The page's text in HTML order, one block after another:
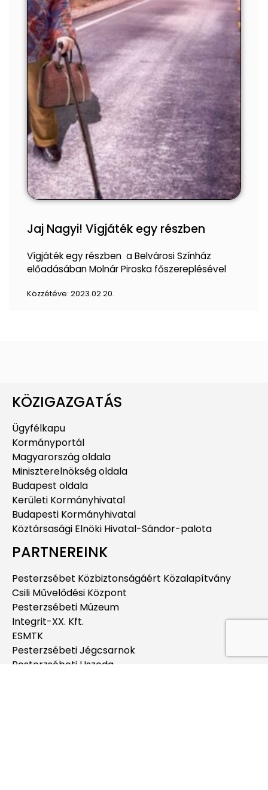
Jaj Nagyi! Vígjáték egy részben
Vígjáték egy részben a Belvárosi Színház
előadásában Molnár Piroska főszereplésével
Közzétéve: 2023.02.20.
KÖZIGAZGATÁS
Ügyfélkapu
Kormányportál
Magyarország oldala
Miniszterelnökség oldala
Budapest oldala
Kerületi Kormányhivatal
Budapesti Kormányhivatal
Köztársasági Elnöki Hivatal-Sándor-palota
PARTNEREINK
Pesterzsébet Közbiztonságáért Közalapítvány
Csili Művelődési Központ
Pesterzsébeti Múzeum
Integrit-XX. Kft.
ESMTK
Pesterzsébeti Jégcsarnok
Pesterzsébeti Uszoda